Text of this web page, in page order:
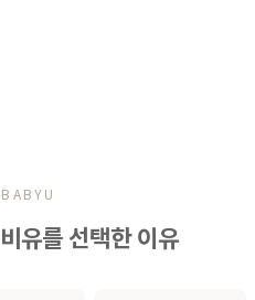
유를 선택한 이유